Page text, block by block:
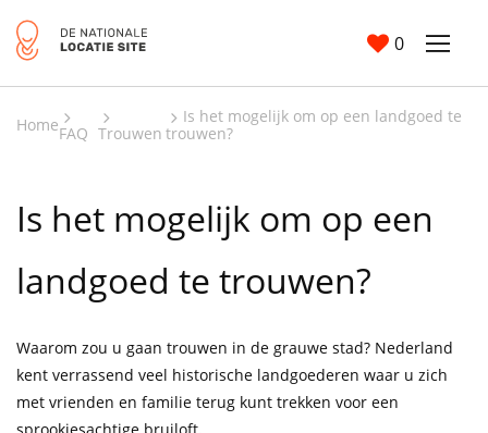
0
HomeFAQ Trouwen
Is het mogelijk om op een landgoed te
trouwen?
Is het mogelijk om op een
landgoed te trouwen?
Waarom zou u gaan trouwen in de grauwe stad? Nederland
kent verrassend veel historische landgoederen waar u zich
met vrienden en familie terug kunt trekken voor een